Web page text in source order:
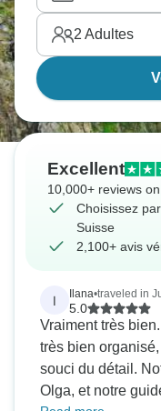
2 Adultes
Excellent
10,000+ reviews on
Choisissez
Suisse
2,100+ avis
I Ilana•traveled in
5.0
Vraiment très
très bien
souci du détail.
Olga, et notre